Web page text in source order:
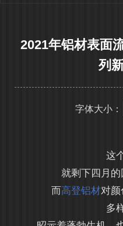
2021年铝材表面
列
字体大小：
这
就剩下四月
而高登铝材对颜
多